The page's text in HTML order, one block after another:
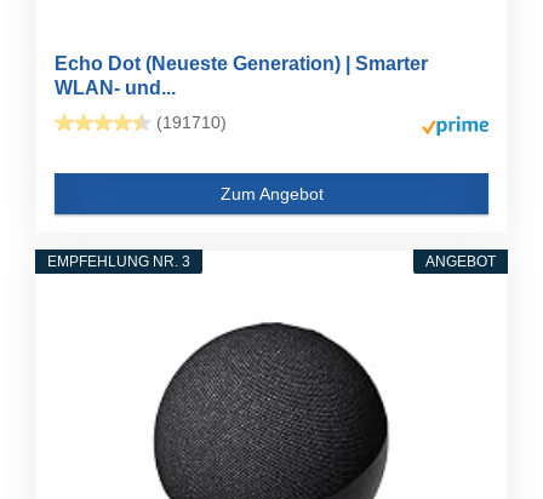
Echo Dot (Neueste Generation) | Smarter
WLAN- und...
(191710)
Zum Angebot
ANGEBOT
EMPFEHLUNG NR. 3